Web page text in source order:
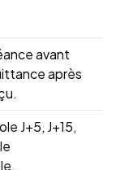
avant
après
J+5, J+15,